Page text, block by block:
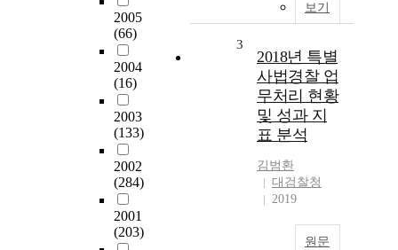
2005
(66)
2004
(16)
2003
(133)
2002
(284)
2001
(203)
보기
3
2018년 특별
사법경찰 업
무처리 현황
및 성과 지
표 분석
김범환
대검찰청
2019
원문